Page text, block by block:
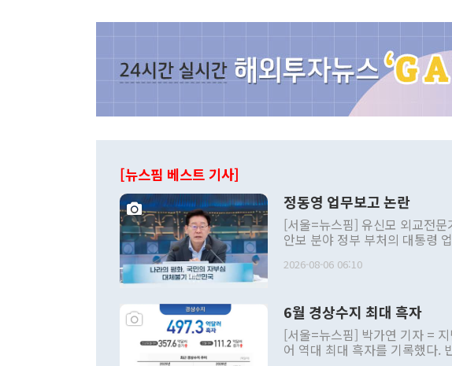
[뉴스핌 베스트 기사]
정동영 업무보고 논란
[서울=뉴스핌] 유신모 외교전
안보 분야 정부 부처의 대통령
발언 중에는 정부 내 조율을 거
주의적 희망에 근거한 비현실적
관의 대북 정책 관련 발언이 물
관 부처 장관이 공개적으로 부
관의 무리한 대북 접근법과 월
2026-08-06 06:10
6월 경상수지 최대 흑자
[서울=뉴스핌] 박가연 기자 =
어 역대 최대 흑자를 기록했다.